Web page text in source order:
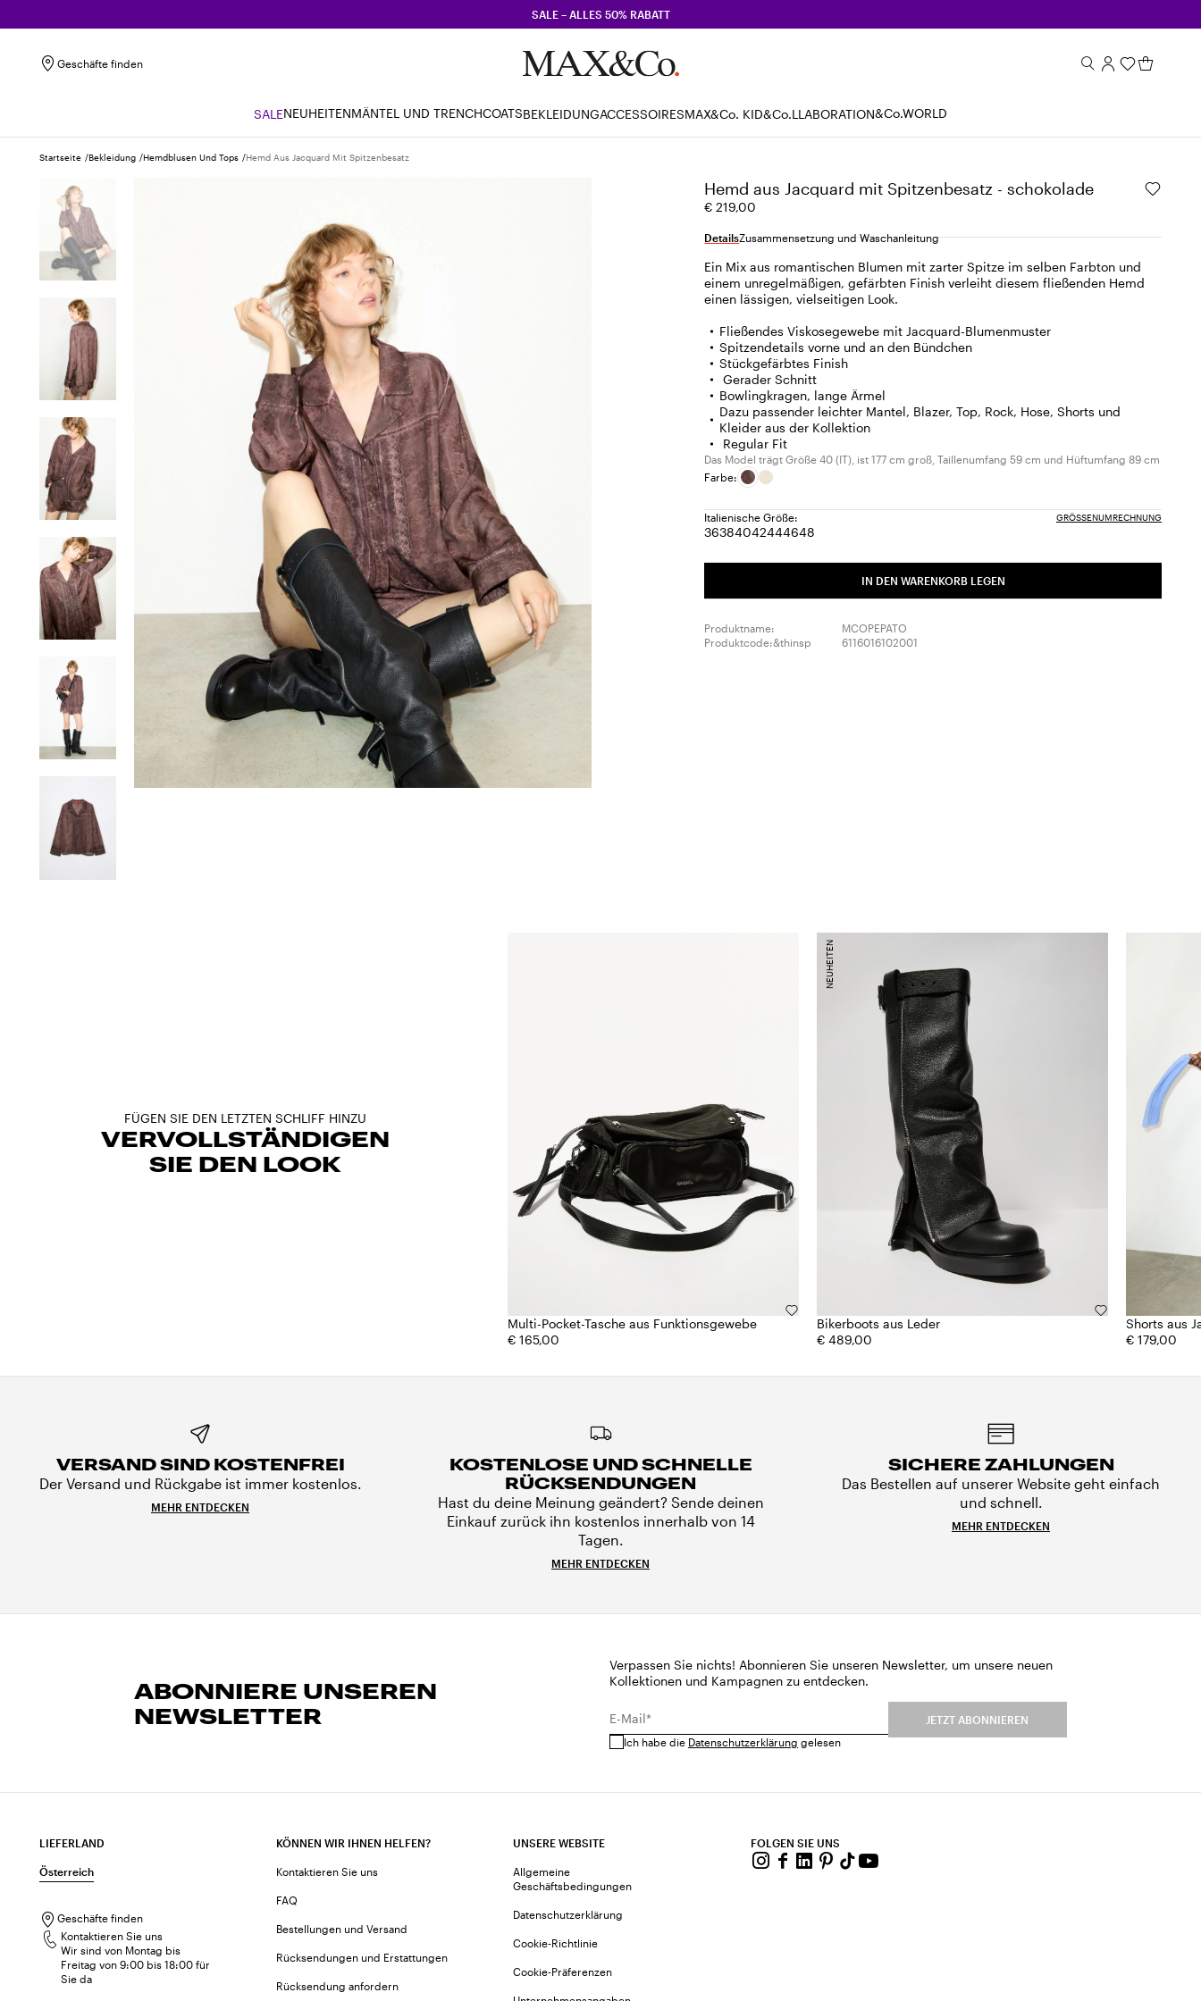
SALE – ALLES 50% RABATT
Geschäfte finden
SALENEUHEITENMÄNTEL UND TRENCHCOATSBEKLEIDUNGACCESSOIRESMAX&Co. KID&Co.LLABORATION&Co.WORLD
Startseite Bekleidung Hemdblusen Und Tops Hemd Aus Jacquard Mit Spitzenbesatz
Hemd aus Jacquard mit Spitzenbesatz - schokolade
€ 219,00
DetailsZusammensetzung und Waschanleitung
Ein Mix aus romantischen Blumen mit zarter Spitze im selben Farbton und
einem unregelmäßigen, gefärbten Finish verleiht diesem fließenden Hemd
einen lässigen, vielseitigen Look.
Fließendes Viskosegewebe mit Jacquard-Blumenmuster
Spitzendetails vorne und an den Bündchen
Stückgefärbtes Finish
Gerader Schnitt
Bowlingkragen, lange Ärmel
Dazu passender leichter Mantel, Blazer, Top, Rock, Hose, Shorts und
Kleider aus der Kollektion
Regular Fit
Das Model trägt Größe 40 (IT), ist 177 cm groß, Taillenumfang 59 cm und Hüftumfang 89 cm
Farbe:
Italienische Größe: GRÖSSENUMRECHNUNG
36Größe:
38Größe:
40Größe:
42Größe:
44Größe:
46Größe:
48Größe:
IN DEN WARENKORB LEGEN
Produktname:
MCOPEPATO
Produktcode:&thinsp
6116016102001
FÜGEN SIE DEN LETZTEN SCHLIFF HINZU
VERVOLLSTÄNDIGEN
SIE DEN LOOK
Multi-Pocket-Tasche aus Funktionsgewebe
€ 165,00
Bikerboots aus Leder
€ 489,00
NEUHEITEN
Shorts aus
€ 179,00
VERSAND SIND KOSTENFREI
Der Versand und Rückgabe ist immer kostenlos.
MEHR ENTDECKEN
KOSTENLOSE UND SCHNELLE
RÜCKSENDUNGEN
Hast du deine Meinung geändert? Sende deinen
Einkauf zurück ihn kostenlos innerhalb von 14
Tagen.
MEHR ENTDECKEN
SICHERE ZAHLUNGEN
Das Bestellen auf unserer Website geht einfach
und schnell.
MEHR ENTDECKEN
ABONNIERE UNSEREN
NEWSLETTER
Verpassen Sie nichts! Abonnieren Sie unseren Newsletter, um unsere neuen
Kollektionen und Kampagnen zu entdecken.
E-Mail*
Ich habe die Datenschutzerklärung gelesen
JETZT ABONNIEREN
LIEFERLAND
Österreich
Geschäfte finden
Kontaktieren Sie uns
Wir sind von Montag bis
Freitag von 9:00 bis 18:00 für
Sie da
KÖNNEN WIR IHNEN HELFEN?
Kontaktieren Sie uns
FAQ
Bestellungen und Versand
Rücksendungen und Erstattungen
Rücksendung anfordern
UNSERE WEBSITE
Allgemeine
Geschäftsbedingungen
Datenschutzerklärung
Cookie-Richtlinie
Cookie-Präferenzen
FOLGEN SIE UNS